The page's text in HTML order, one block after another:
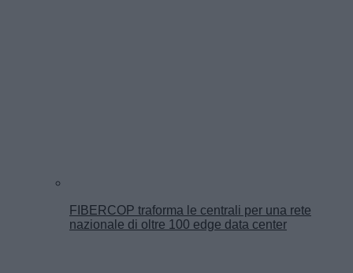
FIBERCOP traforma le centrali per una rete
nazionale di oltre 100 edge data center